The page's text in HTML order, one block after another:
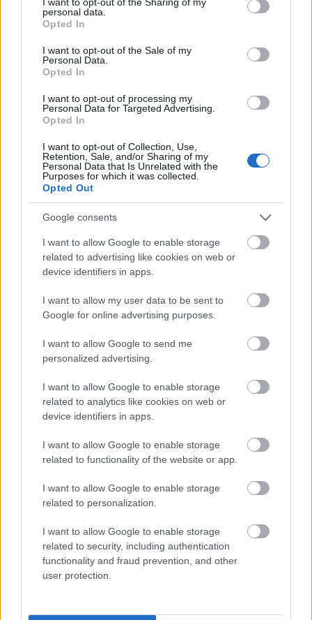
grant or deny consent to Google and its third-party tags to
use your data for below specified purposes in below Google
consent section.
personal data.
Opted In
I want to opt-out of the Sale of my
Personal Data.
Opted In
I want to opt-out of processing my
Personal Data for Targeted Advertising.
Opted In
I want to opt-out of Collection, Use,
Retention, Sale, and/or Sharing of my
Personal Data that Is Unrelated with the
Purposes for which it was collected.
Opted Out
Google consents
I want to allow Google to enable storage
related to advertising like cookies on web or
device identifiers in apps.
I want to allow my user data to be sent to
Google for online advertising purposes.
I want to allow Google to send me
personalized advertising.
I want to allow Google to enable storage
related to analytics like cookies on web or
device identifiers in apps.
I want to allow Google to enable storage
related to functionality of the website or app.
I want to allow Google to enable storage
related to personalization.
I want to allow Google to enable storage
related to security, including authentication
functionality and fraud prevention, and other
user protection.
Leer más »
Ganadores valor mercado (23/10-30/10): Josan dobla su precio
Los valores siguen desplomándose. 76 millones de bajada general esa
tendencia a la baja, hay futbolistas que han cotizado al alza tras ser
comprados por los mánagers. Aquí los cinco ganadores de valor de
mercado de la semana con Josan como principal protagonista.